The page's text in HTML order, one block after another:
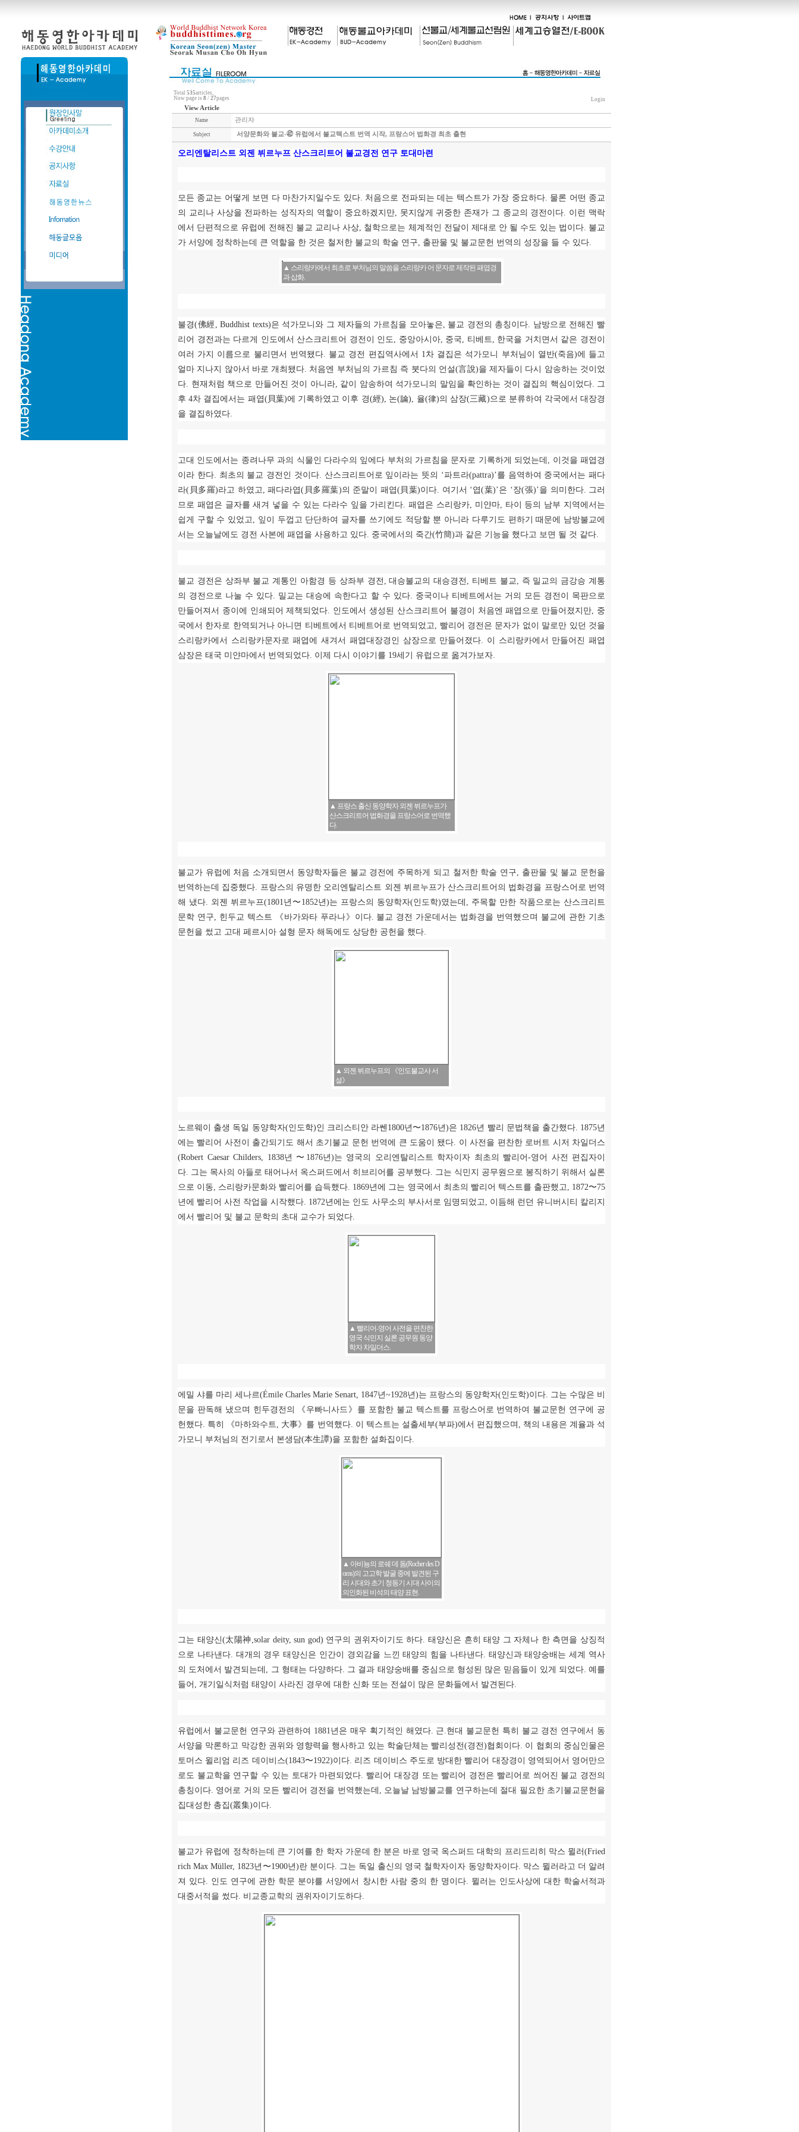
Total 535articles,
Now page is 8 / 27pages Login
View Article
Name 관리자
Subject 서양문화와 불교-㊷ 유럽에서 불교텍스트 번역 시작, 프랑스어 법화경 최초 출현
오리엔탈리스트 외젠 뷔르누프 산스크리트어 불교경전 연구 토대마련
모든 종교는 어떻게 보면 다 마찬가지일수도 있다. 처음으로 전파되는 데는 텍스트가 가장 중요하다. 물론 어떤 종교
의 교리나 사상을 전파하는 성직자의 역할이 중요하겠지만, 못지않게 귀중한 존재가 그 종교의 경전이다. 이런 맥락
에서 단편적으로 유럽에 전해진 불교 교리나 사상, 철학으로는 체계적인 전달이 제대로 안 될 수도 있는 법이다. 불교
가 서양에 정착하는데 큰 역할을 한 것은 철저한 불교의 학술 연구, 출판물 및 불교문헌 번역의 성장을 들 수 있다.
▲ 스리랑카에서 최초로 부처님의 말씀을 스리랑카 어 문자로 제작된 패엽경
과 삽화.
불경(佛經 , Buddhist texts)은 석가모니와 그 제자들의 가르침을 모아놓은, 불교 경전의 총칭이다. 남방으로 전해진 빨
리어 경전과는 다르게 인도에서 산스크리트어 경전이 인도, 중앙아시아, 중국, 티베트, 한국을 거치면서 같은 경전이
여러 가지 이름으로 불리면서 번역됐다. 불교 경전 편집역사에서 1차 결집은 석가모니 부처님이 열반(죽음)에 들고
얼마 지나지 않아서 바로 개최됐다. 처음엔 부처님의 가르침 즉 붓다의 언설(言說)을 제자들이 다시 암송하는 것이었
다. 현재처럼 책으로 만들어진 것이 아니라, 같이 암송하여 석가모니의 말임을 확인하는 것이 결집의 핵심이었다. 그
후4차 결집에서는 패엽(貝葉)에 기록하였고 이후 경(經), 논(論), 율(律)의 삼장(三藏)으로 분류하여 각국에서 대장경
을 결집하였다.
고대 인도에서는 종려나무 과의 식물인 다라수의 잎에다 부처의 가르침을 문자로 기록하게 되었는데 , 이것을 패엽경
이라 한다. 최초의 불교 경전인 것이다. 산스크리트어로 잎이라는 뜻의 ‘파트라(pattra)’를 음역하여 중국에서는 패다
라( 貝多羅)라고 하였고,패다라엽( 貝多羅葉)의 준말이 패엽(貝葉)이다. 여기서 ‘엽(葉)’은 ‘장(張)’을 의미한다. 그러
므로 패엽은 글자를 새겨 넣을 수 있는 다라수 잎을 가리킨다.패엽은 스리랑카, 미얀마, 타이 등의 남부 지역에서는
쉽게 구할 수 있었고, 잎이 두껍고 단단하여 글자를 쓰기에도 적당할 뿐 아니라 다루기도 편하기 때문에 남방불교에
서는 오늘날에도 경전 사본에 패엽을 사용하고 있다. 중국에서의 죽간(竹簡)과 같은 기능을 했다고 보면 될 것 같다.
불교 경전은 상좌부 불교 계통인 아함경 등 상좌부 경전 ,대승불교의 대승경전 , 티베트 불교, 즉 밀교의 금강승 계통
의 경전으로 나눌 수 있다. 밀교는 대승에 속한다고 할 수 있다. 중국이나 티베트에서는 거의 모든 경전이 목판으로
만들어져서 종이에 인쇄되어 제책되었다. 인도에서 생성된 산스크리트어 불경이 처음엔 패엽으로 만들어졌지만, 중
국에서 한자로 한역되거나 아니면 티베트에서 티베트어로 번역되었고, 빨리어 경전은 문자가 없이 말로만 있던 것을
스리랑카에서 스리랑카문자로 패엽에 새겨서 패엽대장경인 삼장으로 만들어졌다. 이 스리랑카에서 만들어진 패엽
삼장은 태국 미얀마에서 번역되었다. 이제 다시 이야기를 19세기 유럽으로 옮겨가보자.
▲ 프랑스 출신 동양학자 외젠 뷔르누프가
산스크리트어 법화경을 프랑스어로 번역했
다.
불교가 유럽에 처음 소개되면서 동양학자들은 불교 경전에 주목하게 되고 철저한 학술 연구, 출판물 및 불교 문헌을
번역하는데 집중했다. 프랑스의 유명한 오리엔탈리스트 외젠 뷔르누프가 산스크리트어의 법화경을 프랑스어로 번역
해 냈다. 외젠 뷔르누프(1801년 〜 1852년)는 프랑스의 동양학자(인도학)였는데 , 주목할 만한 작품으로는 산스크리트
문학 연구, 힌두교 텍스트 《 바가와타 푸라나》 이다. 불교 경전 가운데서는 법화경을 번역했으며 불교에 관한 기초
문헌을 썼고 고대 페르시아 설형 문자 해독에도 상당한 공헌을 했다.
▲ 외젠 뷔르누프의 《인도불교사 서
설》
노르웨이 출생 독일 동양학자(인도학)인 크리스티안 라쎈 1800년 〜1876년)은 1826년 빨리 문법책을 출간했다. 1875년
에는 빨리어 사전이 출간되기도 해서 초기불교 문헌 번역에 큰 도움이 됐다. 이 사전을 편찬한 로버트 시저 차일더스
(Robert Caesar Childers, 1838년 〜 1876년)는 영국의 오리엔탈리스트 학자이자 최초의 빨리어 -영어 사전 편집자이
다. 그는 목사의 아들로 태어나서 옥스퍼드에서 히브리어를 공부했다. 그는 식민지 공무원으로 봉직하기 위해서 실론
으로 이동, 스리랑카문화와 빨리어를 습득했다. 1869년에 그는 영국에서 최초의 빨리어 텍스트를 출판했고, 1872〜75
년에 빨리어 사전 작업을 시작했다. 1872년에는 인도 사무소의 부사서로 임명되었고, 이듬해 런던 유니버시티 칼리지
에서 빨리어 및 불교 문학의 초대 교수가 되었다.
▲ 빨리어-영어 사전을 편찬한
영국 식민지 실론 공무원 동양
학자 차일더스.
에밀 샤를 마리 세나르(Émile Charles Marie Senart, 1847년~1928년)는 프랑스의 동양학자(인도학)이다. 그는 수많은 비
문을 판독해 냈으며 힌두경전의
《 우빠니사드 》 를 포함한 불교 텍스트를 프랑스어로 번역하여 불교문헌 연구에 공
헌했다. 특히 《마하와수트, 大事》 를 번역했다. 이 텍스트는 설출세부(부파)에서 편집했으며 , 책의 내용은 계율과 석
가모니 부처님의 전기로서 본생담(本生譚)을 포함한 설화집이다.
▲ 아비뇽의 로쉐 데 돔(Rocher des D
oms)의 고고학 발굴 중에 발견된 구
리 시대와 초기 청동기 시대 사이의
의인화된 비석의 태양 표현.
그는 태양신(太陽神 ,solar deity, sun god) 연구의 권위자이기도 하다.태양신은 흔히 태양 그 자체나 한 측면을 상징적
으로 나타낸다. 대개의 경우 태양신은 인간이 경외감을 느낀 태양의 힘을 나타낸다. 태양신과 태양숭배는 세계 역사
의 도처에서 발견되는데 , 그 형태는 다양하다. 그 결과 태양숭배를 중심으로 형성된 많은 믿음들이 있게 되었다.예를
들어 , 개기일식처럼 태양이 사라진 경우에 대한 신화 또는 전설이 많은 문화들에서 발견된다.
유럽에서 불교문헌 연구와 관련하여 1881년은 매우 획기적인 해였다. 근.현대 불교문헌 특히 불교 경전 연구에서 동
서양을 막론하고 막강한 권위와 영향력을 행사하고 있는 학술단체는 빨리성전(경전)협회이다. 이 협회의 중심인물은
토머스 윌리엄 리즈 데이비스(1843〜1922)이다. 리즈 데이비스 주도로 방대한 빨리어 대장경이 영역되어서 영어만으
로도 불교학을 연구할 수 있는 토대가 마련되었다. 빨리어 대장경 또는 빨리어 경전은 빨리어로 씌어진 불교 경전의
총칭이다. 영어로 거의 모든 빨리어 경전을 번역했는데 , 오늘날 남방불교를 연구하는데 절대 필요한 초기불교문헌을
집대성한 총집(叢集)이다.
불교가 유럽에 정착하는데 큰 기여를 한 학자 가운데 한 분은 바로 영국 옥스퍼드 대학의 프리드리히 막스 뮐러 (Fried
rich Max Müller, 1823년 〜1900년)란 분이다. 그는 독일 출신의 영국 철학자이자 동양학자이다. 막스 뮐러라고 더 알려
져 있다. 인도 연구에 관한 학문 분야를 서양에서 창시한 사람 중의 한 명이다. 뮐러는 인도사상에 대한 학술서적과
대중서적을 썼다. 비교종교학의 권위자이기도하다.